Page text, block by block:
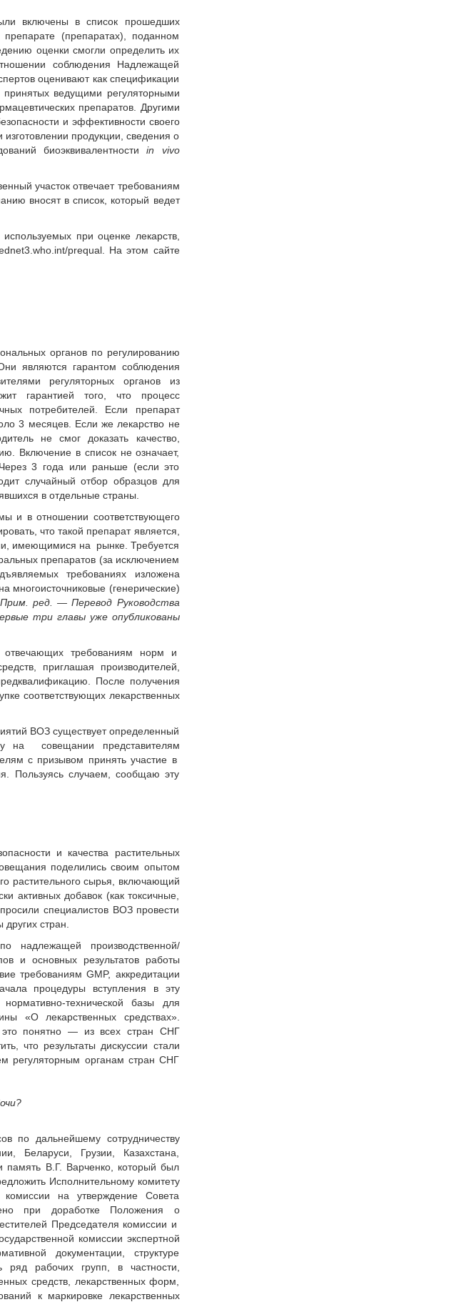
включены в список прошедших
(препаратах), поданном
оценки смогли определить их
соблюдения Надлежащей
оценивают как спецификации
ведущими регуляторными
препаратов. Другими
и эффективности своего
продукции, сведения о
биоэквивалентностиin vivo
участок отвечает требованиям
вносят в список, который ведет
при оценке лекарств,
prequal. На этом сайте
органов по регулированию
являются гарантом соблюдения
регуляторных органов из
гарантией того, что процесс
потребителей. Если препарат
3 месяцев. Если же лекарство не
не смог доказать качество,
Включение в список не означает,
3 года или раньше (если это
случайный отбор образцов для
в отдельные страны.
и в отношении соответствующего
что такой препарат является,
имеющимися на рынке. Требуется
препаратов (за исключением
требованиях изложена
многоисточниковые (генерические)
Прим. ред. — Перевод Руководства
три главы уже опубликованы
отвечающих требованиям норм и
приглашая производителей,
После получения
соответствующих лекарственных
ВОЗ существует определенный
на совещании представителям
с призывом принять участие в
Пользуясь случаем, сообщаю эту
и качества растительных
поделились своим опытом
растительного сырья, включающий
активных добавок (как токсичные,
специалистов ВОЗ провести
стран.
надлежащей производственной/
и основных результатов работы
требованиям GMP, аккредитации
процедуры вступления в эту
технической базы для
«О лекарственных средствах».
это понятно — из всех стран СНГ
что результаты дискуссии стали
регуляторным органам стран СНГ
по дальнейшему сотрудничеству
Беларуси, Грузии, Казахстана,
память В.Г. Варченко, который был
Исполнительному комитету
на утверждение Совета
при доработке Положения о
Председателя комиссии и
комиссии экспертной
документации, структуре
ряд рабочих групп, в частности,
средств, лекарственных форм,
к маркировке лекарственных